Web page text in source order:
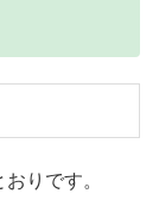
りです。